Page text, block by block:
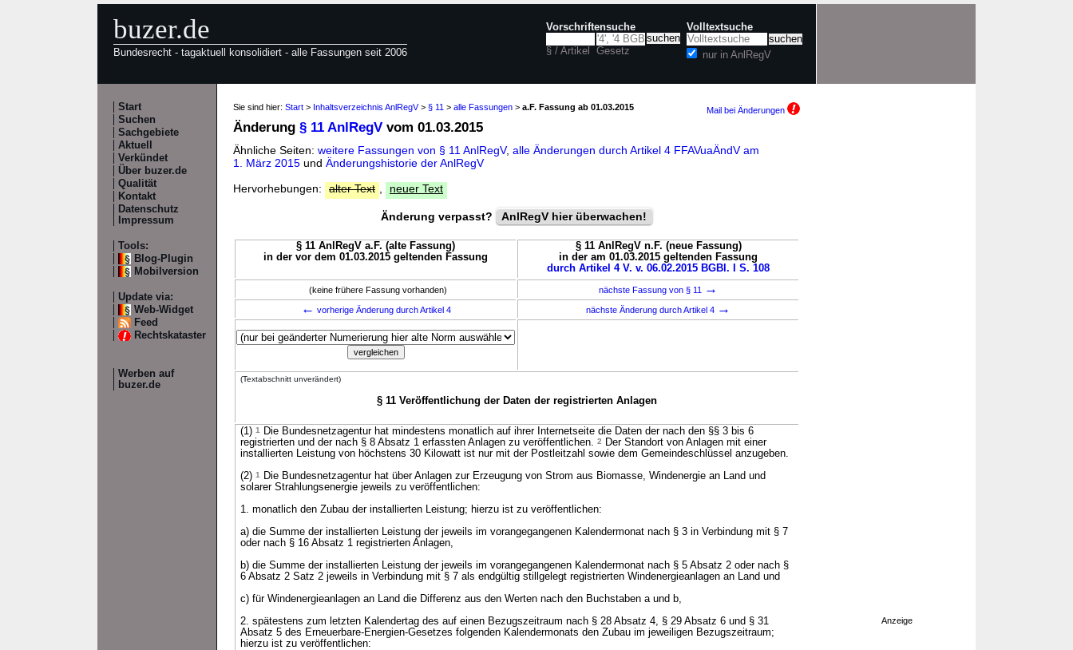
buzer.de
Bundesrecht - tagaktuell konsolidiert - alle Fassungen seit 2006
Vorschriftensuche
§ / Artikel Gesetz
Volltextsuche
nur in AnlRegV
Start
Suchen
Sachgebiete
Aktuell
Verkündet
Über buzer.de
Qualität
Kontakt
Datenschutz
Impressum
Tools:
Blog-Plugin
Mobilversion
Update via:
Web-Widget
Feed
Rechtskataster
Werben auf
buzer.de
Sie sind hier: Start > Inhaltsverzeichnis AnlRegV> § 11 > alle Fassungen > a.F. Fassung ab 01.03.2015 Mail bei Änderungen
Änderung § 11 AnlRegV vom 01.03.2015
Ähnliche Seiten: weitere Fassungen von § 11 AnlRegV, alle Änderungen durch Artikel 4 FFAVuaÄndV am
1. März 2015 und Änderungshistorie der AnlRegV
Hervorhebungen:
alter Text neuer Text
Änderung verpasst? AnlRegV hier überwachen!
§ 11 AnlRegV a.F. (alte Fassung)
in der vor dem 01.03.2015 geltenden Fassung
§ 11 AnlRegV n.F. (neue Fassung)
in der am 01.03.2015 geltenden Fassung
durch Artikel 4 V. v. 06.02.2015 BGBl. I S. 108
(keine frühere Fassung vorhanden) nächste Fassung von § 11
→
← vorherige Änderung durch Artikel 4 nächste Änderung durch Artikel 4 →
(Textabschnitt unverändert)
§ 11 Veröffentlichung der Daten der registrierten Anlagen
(1) 1
Die Bundesnetzagentur hat mindestens monatlich auf ihrer Internetseite die Daten der nach den §§ 3 bis 6
registrierten und der nach § 8 Absatz 1 erfassten Anlagen zu veröffentlichen. 2
Der Standort von Anlagen mit einer
installierten Leistung von höchstens 30 Kilowatt ist nur mit der Postleitzahl sowie dem Gemeindeschlüssel anzugeben.
(2) 1
Die Bundesnetzagentur hat über Anlagen zur Erzeugung von Strom aus Biomasse, Windenergie an Land und
solarer Strahlungsenergie jeweils zu veröffentlichen:
1. monatlich den Zubau der installierten Leistung; hierzu ist zu veröffentlichen:
a) die Summe der installierten Leistung der jeweils im vorangegangenen Kalendermonat nach § 3 in Verbindung mit § 7
oder nach § 16 Absatz 1 registrierten Anlagen,
b) die Summe der installierten Leistung der jeweils im vorangegangenen Kalendermonat nach § 5 Absatz 2 oder nach §
6 Absatz 2 Satz 2 jeweils in Verbindung mit § 7 als endgültig stillgelegt registrierten Windenergieanlagen an Land und
c) für Windenergieanlagen an Land die Differenz aus den Werten nach den Buchstaben a und b,
2. spätestens zum letzten Kalendertag des auf einen Bezugszeitraum nach § 28 Absatz 4, § 29 Absatz 6 und § 31
Absatz 5 des Erneuerbare-Energien-Gesetzes folgenden Kalendermonats den Zubau im jeweiligen Bezugszeitraum;
hierzu ist zu veröffentlichen:
Anzeige